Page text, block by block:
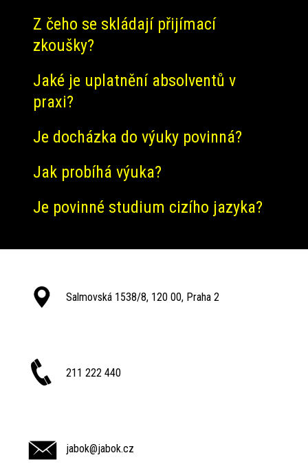
Z čeho se skládají přijímací
zkoušky?
Jaké je uplatnění absolventů v
praxi?
Je docházka do výuky povinná?
Jak probíhá výuka?
Je povinné studium cizího jazyka?
Salmovská 1538/8, 120 00, Praha 2
211 222 440
jabok@jabok.cz